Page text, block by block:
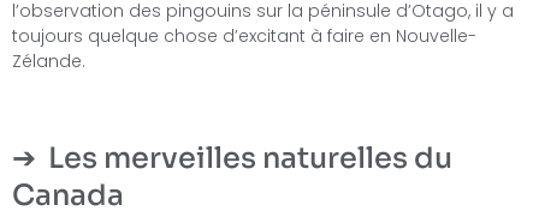
l’observation des pingouins sur la péninsule d’Otago, il y a
toujours quelque chose d’excitant à faire en Nouvelle-
Zélande.
Les merveilles naturelles du
Canada